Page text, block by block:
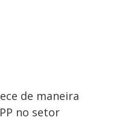
de maneira
no setor